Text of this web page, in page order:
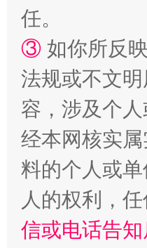
任。
③ 如你所反
法规或不文
容，涉及个
经本网核实
料的个人或
人的权利，
信或电话告